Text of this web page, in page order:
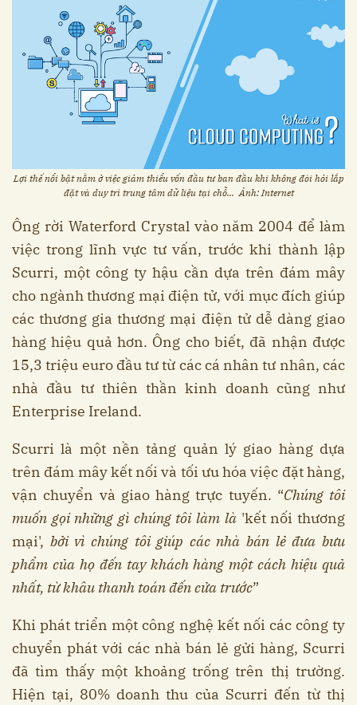
Lợi thế nổi bật nằm ở việc giảm thiểu vốn đầu tư ban đầu khi không đòi hỏi lắp
đặt và duy trì trung tâm dữ liệu tại chỗ... Ảnh: Internet
Ông rời Waterford Crystal vào năm 2004 để làm
việc trong lĩnh vực tư vấn, trước khi thành lập
Scurri, một công ty hậu cần dựa trên đám mây
cho ngành thương mại điện tử, với mục đích giúp
các thương gia thương mại điện tử dễ dàng giao
hàng hiệu quả hơn. Ông cho biết, đã nhận được
15,3 triệu euro đầu tư từ các cá nhân tư nhân, các
nhà đầu tư thiên thần kinh doanh cũng như
Enterprise Ireland.
Scurri là một nền tảng quản lý giao hàng dựa
trên đám mây kết nối và tối ưu hóa việc đặt hàng,
vận chuyển và giao hàng trực tuyến. “Chúng tôi
muốn gọi những gì chúng tôi làm là'kết nối thương
mại', bởi vì chúng tôi giúp các nhà bán lẻ đưa bưu
phẩm của họ đến tay khách hàng một cách hiệu quả
nhất, từ khâu thanh toán đến cửa trước”
Khi phát triển một công nghệ kết nối các công ty
chuyển phát với các nhà bán lẻ gửi hàng, Scurri
đã tìm thấy một khoảng trống trên thị trường.
Hiện tại, 80% doanh thu của Scurri đến từ thị